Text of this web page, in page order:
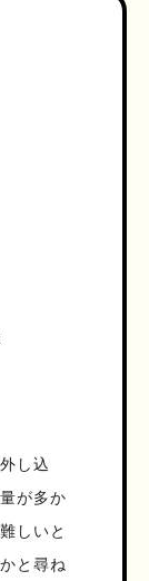
し込
が多か
しいと
と尋ね